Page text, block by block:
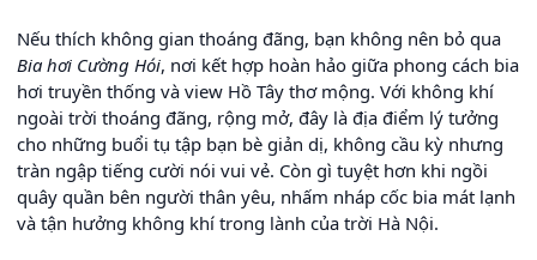
Nếu thích không gian thoáng đãng, bạn không nên bỏ qua
Bia hơi Cường Hói, nơi kết hợp hoàn hảo giữa phong cách bia
hơi truyền thống và view Hồ Tây thơ mộng. Với không khí
ngoài trời thoáng đãng, rộng mở, đây là địa điểm lý tưởng
cho những buổi tụ tập bạn bè giản dị, không cầu kỳ nhưng
tràn ngập tiếng cười nói vui vẻ. Còn gì tuyệt hơn khi ngồi
quây quần bên người thân yêu, nhấm nháp cốc bia mát lạnh
và tận hưởng không khí trong lành của trời Hà Nội.